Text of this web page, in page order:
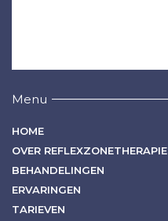
Menu
HOME
OVER REFLEXZONETHERAPIE
BEHANDELINGEN
ERVARINGEN
TARIEVEN